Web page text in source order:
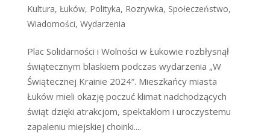
Kultura, Łuków, Polityka, Rozrywka, Społeczeństwo,
Wiadomości, Wydarzenia
Plac Solidarności i Wolności w Łukowie rozbłysnął
świątecznym blaskiem podczas wydarzenia „W
Świątecznej Krainie 2024”. Mieszkańcy miasta
Łuków mieli okazję poczuć klimat nadchodzących
świąt dzięki atrakcjom, spektaklom i uroczystemu
zapaleniu miejskiej choinki....